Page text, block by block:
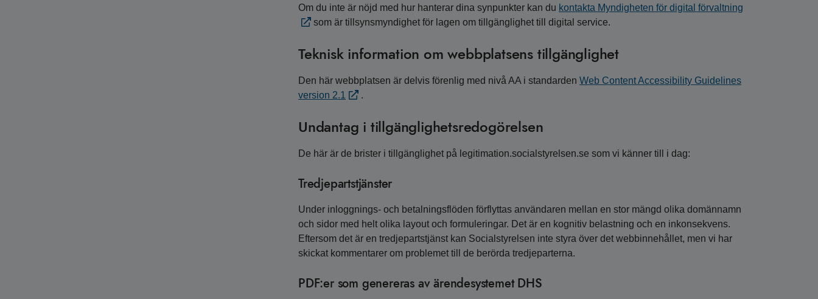
Om du inte är nöjd med hur hanterar dina synpunkter kan du kontakta Myndigheten för digital förvaltning
som är tillsynsmyndighet för lagen om tillgänglighet till digital service.
Teknisk information om webbplatsens tillgänglighet
Den här webbplatsen är delvis förenlig med nivå AA i standarden Web Content Accessibility Guidelines
version 2.1
.
Undantag i tillgänglighetsredogörelsen
De här är de brister i tillgänglighet på legitimation.socialstyrelsen.se som vi känner till i dag:
Tredjepartstjänster
Under inloggnings- och betalningsflöden förflyttas användaren mellan en stor mängd olika domännamn
och sidor med helt olika layout och formuleringar. Det är en kognitiv belastning och en inkonsekvens.
Eftersom det är en tredjepartstjänst kan Socialstyrelsen inte styra över det webbinnehållet, men vi har
skickat kommentarer om problemet till de berörda tredjeparterna.
PDF:er som genereras av ärendesystemet DHS